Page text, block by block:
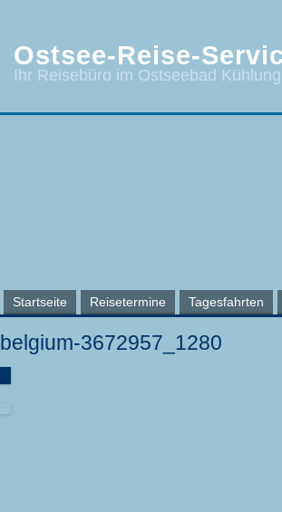
Ostsee-Reise-
Ihr Reisebüro im Ostseebad
Startseite Reisetermine Tagesfahrten
belgium-3672957_1280